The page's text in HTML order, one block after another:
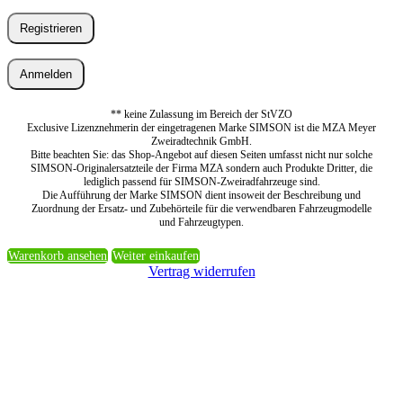
Registrieren
Anmelden
** keine Zulassung im Bereich der StVZO
Exclusive Lizenznehmerin der eingetragenen Marke SIMSON ist die MZA Meyer
Zweiradtechnik GmbH.
Bitte beachten Sie: das Shop-Angebot auf diesen Seiten umfasst nicht nur solche
SIMSON-Originalersatzteile der Firma MZA sondern auch Produkte Dritter, die
lediglich passend für SIMSON-Zweiradfahrzeuge sind.
Die Aufführung der Marke SIMSON dient insoweit der Beschreibung und
Zuordnung der Ersatz- und Zubehörteile für die verwendbaren Fahrzeugmodelle
und Fahrzeugtypen.
Warenkorb ansehen Weiter einkaufen
Vertrag widerrufen